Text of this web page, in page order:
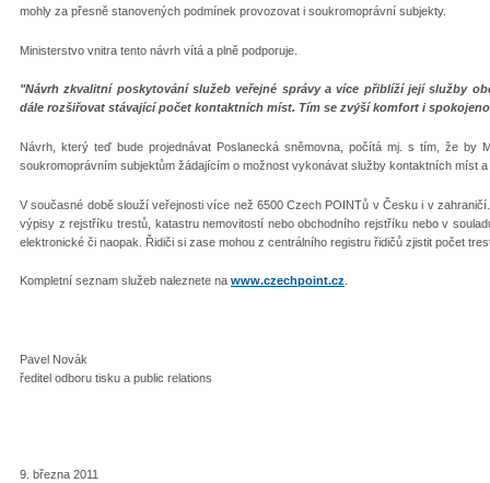
mohly za přesně stanovených podmínek provozovat i soukromoprávní subjekty.
Ministerstvo vnitra tento návrh vítá a plně podporuje.
"Návrh zkvalitní poskytování služeb veřejné správy a více přiblíží její služby
dále rozšiřovat stávající počet kontaktních míst. Tím se zvýší komfort i
Návrh, který teď bude projednávat Poslanecká sněmovna, počítá mj. s tím, že by
soukromoprávním subjektům žádajícím o možnost vykonávat služby kontaktních míst
V současné době slouží veřejnosti více než 6500 Czech POINTů v Česku i v
výpisy z rejstříku trestů, katastru nemovitostí nebo obchodního rejstříku nebo v
elektronické či naopak. Řidiči si zase mohou z centrálního registru řidičů zjistit počet
Kompletní seznam služeb naleznete na www.czechpoint.cz
Pavel Novák
ředitel odboru tisku a public relations
9. března 2011